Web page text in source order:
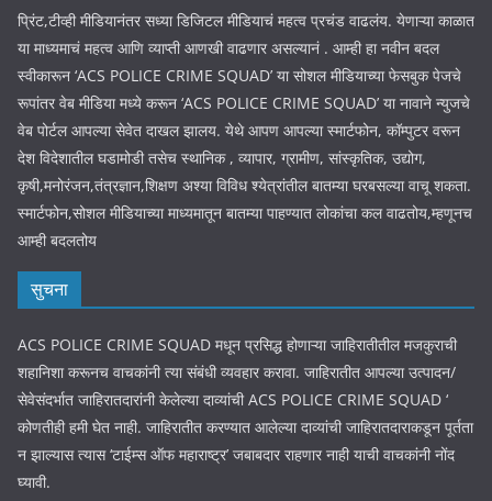
प्रिंट,टीव्ही मीडियानंतर सध्या डिजिटल मीडियाचं महत्व प्रचंड वाढलंय. येणाऱ्या काळात
या माध्यमाचं महत्व आणि व्याप्ती आणखी वाढणार असल्यानं . आम्ही हा नवीन बदल
स्वीकारून ‘ACS POLICE CRIME SQUAD’ या सोशल मीडियाच्या फेसबुक पेजचे
रूपांतर वेब मीडिया मध्ये करून ‘ACS POLICE CRIME SQUAD’ या नावाने न्युजचे
वेब पोर्टल आपल्या सेवेत दाखल झालय. येथे आपण आपल्या स्मार्टफोन, कॉम्पुटर वरून
देश विदेशातील घडामोडी तसेच स्थानिक , व्यापार, ग्रामीण, सांस्कृतिक, उद्योग,
कृषी,मनोरंजन,तंत्रज्ञान,शिक्षण अश्या विविध श्येत्रांतील बातम्या घरबसल्या वाचू शकता.
स्मार्टफोन,सोशल मीडियाच्या माध्यमातून बातम्या पाहण्यात लोकांचा कल वाढतोय,म्हणूनच
आम्ही बदलतोय
सुचना
ACS POLICE CRIME SQUAD मधून प्रसिद्ध होणाऱ्या जाहिरातीतील मजकुराची
शहानिशा करूनच वाचकांनी त्या संबंधी व्यवहार करावा. जाहिरातीत आपल्या उत्पादन/
सेवेसंदर्भात जाहिरातदारांनी केलेल्या दाव्यांची ACS POLICE CRIME SQUAD ‘
कोणतीही हमी घेत नाही. जाहिरातीत करण्यात आलेल्या दाव्यांची जाहिरातदाराकडून पूर्तता
न झाल्यास त्यास ‘टाईम्स ऑफ महाराष्ट्र’ जबाबदार राहणार नाही याची वाचकांनी नोंद
घ्यावी.